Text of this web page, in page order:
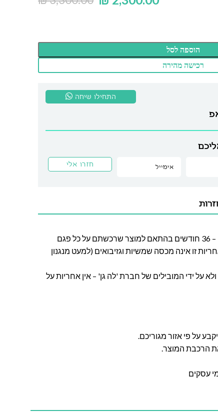
הוספה לסל
רכישה מהירה
התחילו שיחה
חברת לה גן מעניקה אחריות בין 12 – 36 חודשים בהתאם למוצר שרכשתם על כל פגם
זו אינה מכסה שמשיות וגזיבואים (למעט מנגנון
על ידי המובילים של חברת 'לה גן' – אין אחריות על
הרכבת המוצר.